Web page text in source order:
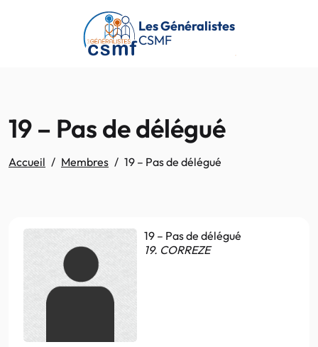
Passer au contenu principal
Les Généralistes
CSMF
19 – Pas de délégué
Accueil Membres 19 – Pas de délégué
19 – Pas de délégué
19. CORREZE